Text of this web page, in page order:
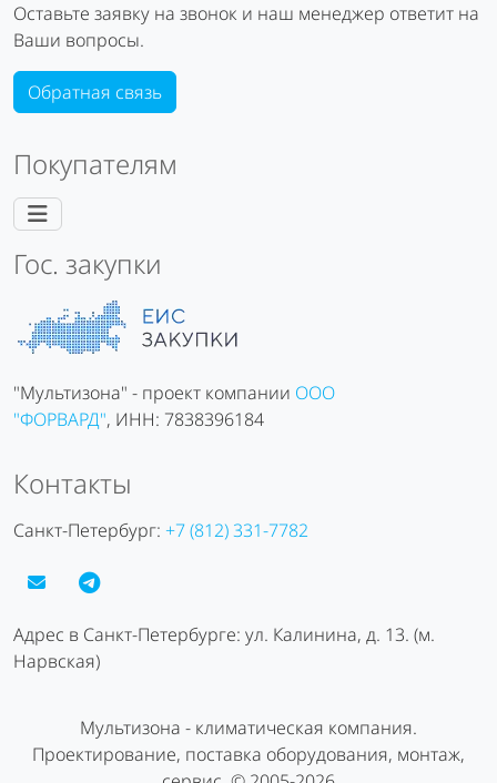
Контакты
Санкт-Петербург: +7 (812) 331-7782
Адрес в Санкт-Петербурге: ул. Калинина, д. 13. (м.
Нарвская)
Покупателям
Гос. закупки
"Мультизона" - проект компании ООО
"ФОРВАРД", ИНН: 7838396184
Оставьте заявку на звонок и наш менеджер ответит на
Ваши вопросы.
Обратная связь
Мультизона - климатическая компания.
Проектирование, поставка оборудования, монтаж,